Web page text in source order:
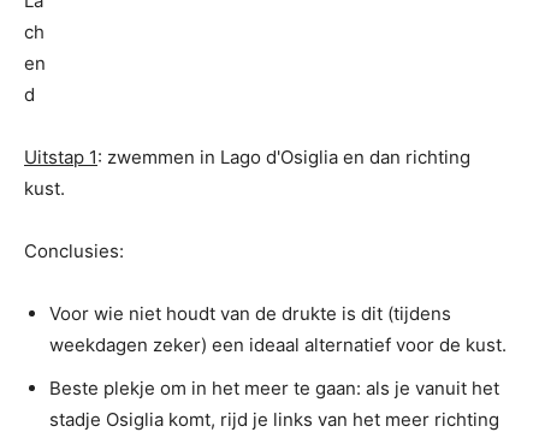
Uitstap 1: zwemmen in Lago d'Osiglia en dan richting
kust.
Conclusies:
Voor wie niet houdt van de drukte is dit (tijdens
weekdagen zeker) een ideaal alternatief voor de kust.
Beste plekje om in het meer te gaan: als je vanuit het
stadje Osiglia komt, rijd je links van het meer richting